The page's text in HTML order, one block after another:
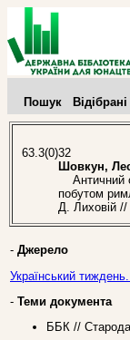
Пошук Відібрані
63.3(0)32
Шовкун,
Античний
побутом
Д. Лиховій
- Джерело
Український
- Теми документа
ББК //